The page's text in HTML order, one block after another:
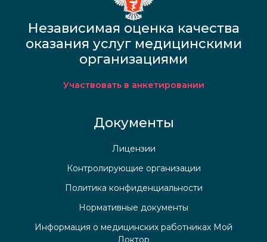
Независимая оценка качества
оказания услуг медицинскими
организациями
Участвовать в анкетировании
Документы
Лицензии
Контролирующие организации
Политика конфиденциальности
Нормативные документы
Информация о медицинских работниках Мой
Доктор